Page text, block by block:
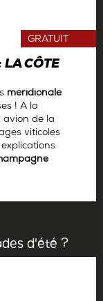
LA CÔTE
GRATUIT
méridionale
! A la
avion de la
viticoles